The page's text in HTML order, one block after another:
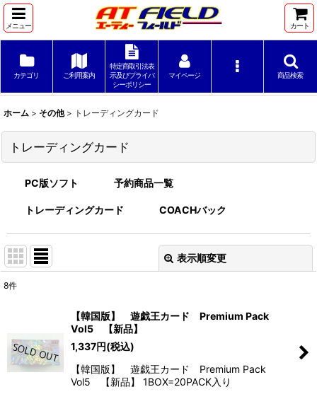
メニュー カート
カテゴリ ご利用案内
特定商取引法表
示及びプライバ
シーポリシー
マイページ 商品検索
ホーム > その他 > トレーディングカード
トレーディングカード
PC版ソフト 予約商品一覧
トレーディングカード COACHバック
表示順変更
並び順:
絞り込む
8件
【韓国版】 遊戯王カード Premium Pack
Vol5 【新品】
1,337円(税込)
【韓国版】 遊戯王カード Premium Pack
Vol5 【新品】 1BOX=20PACK入り